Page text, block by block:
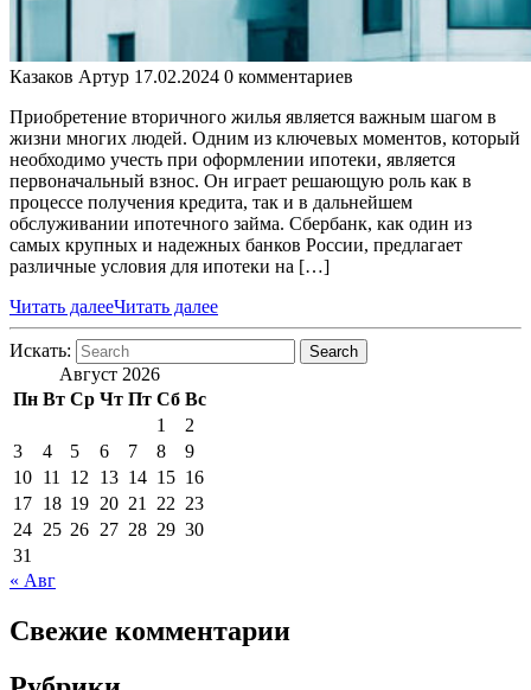
Казаков Артур 17.02.2024 0 комментариев
Приобретение вторичного жилья является важным шагом в
жизни многих людей. Одним из ключевых моментов, который
необходимо учесть при оформлении ипотеки, является
первоначальный взнос. Он играет решающую роль как в
процессе получения кредита, так и в дальнейшем
обслуживании ипотечного займа. Сбербанк, как один из
самых крупных и надежных банков России, предлагает
различные условия для ипотеки на […]
Читать далееЧитать далее
Искать: Search
Август 2026
Пн Вт Ср Чт Пт Сб Вс
1
2
3
4 5 6 7 8
9
10 11 12 13 14 15 16
17 18 19 20 21 22 23
24 25 26 27 28 29 30
31
« Авг
Свежие комментарии